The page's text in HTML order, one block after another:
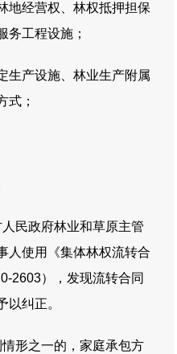
地经营权、林权抵押担保
务工程设施；
生产设施、林业生产附属
式；
民政府林业和草原主管
人使用《集体林权流转合
2603），发现流转合同
以纠正。
形之一的，家庭承包方